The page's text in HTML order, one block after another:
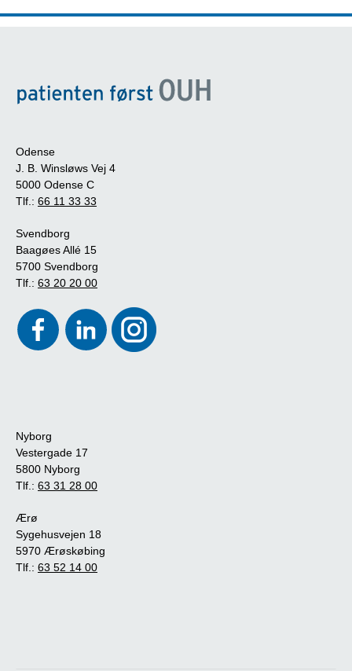
Odense
J. B. Winsløws Vej 4
5000 Odense C
Tlf.: 66 11 33 33
Svendborg
Baagøes Allé 15
5700 Svendborg
Tlf.: 63 20 20 00
Nyborg
Vestergade 17
5800 Nyborg
Tlf.: 63 31 28 00
Ærø
Sygehusvejen 18
5970 Ærøskøbing
Tlf.: 63 52 14 00